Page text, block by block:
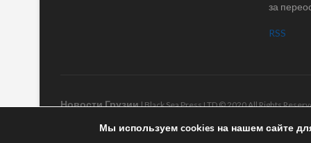
за
RSS
Новости Грузии| Black Sea Press LTD © 2020 All Rights
Мы используем cookies на нашем сайте